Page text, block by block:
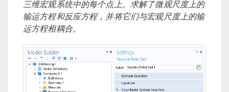
三维宏观系统中的每个点上。求解了微观尺度上的
输运方程和反应方程，并将它们与宏观尺度上的输
运方程相耦合。